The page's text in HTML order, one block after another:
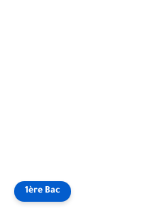
1ère Bac